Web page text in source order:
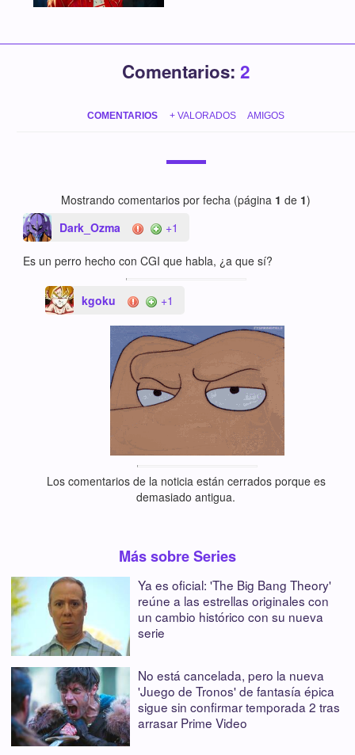
Comentarios: 2
COMENTARIOS + VALORADOS AMIGOS
Mostrando comentarios por fecha (página 1 de 1)
Dark_Ozma
+1
Es un perro hecho con CGI que habla, ¿a que sí?
kgoku +1
Los comentarios de la noticia están cerrados porque es
demasiado antigua.
Más sobre Series
Ya es oficial: 'The Big Bang Theory'
reúne a las estrellas originales con
un cambio histórico con su nueva
serie
No está cancelada, pero la nueva
'Juego de Tronos' de fantasía épica
sigue sin confirmar temporada 2 tras
arrasar Prime Video